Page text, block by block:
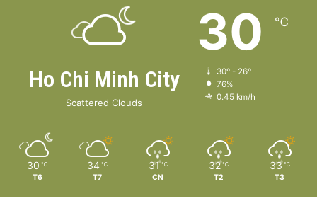
Ho Chi Minh City
Scattered Clouds
30 ℃
30º - 26º
76%
0.45 km/h
30 ℃
T6
34 ℃
T7
31 ℃
CN
32 ℃
T2
33 ℃
T3